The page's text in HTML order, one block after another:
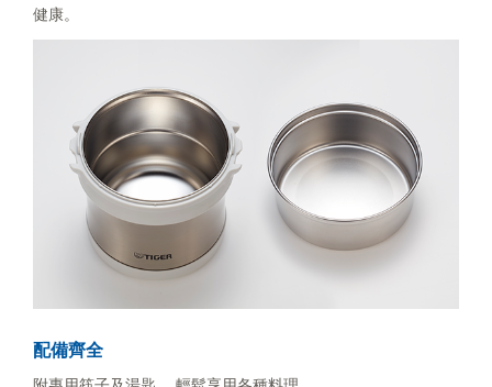
健康。
配備齊全